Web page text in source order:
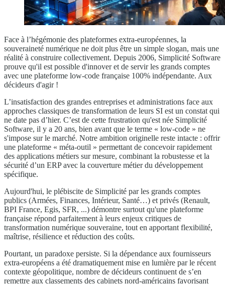
Face à l’hégémonie des plateformes extra-européennes, la
souveraineté numérique ne doit plus être un simple slogan, mais une
réalité à construire collectivement. Depuis 2006, Simplicité Software
prouve qu'il est possible d'innover et de servir les grands comptes
avec une plateforme low-code française 100% indépendante. Aux
décideurs d'agir !
L’insatisfaction des grandes entreprises et administrations face aux
approches classiques de transformation de leurs SI est un constat qui
ne date pas d’hier. C’est de cette frustration qu'est née Simplicité
Software, il y a 20 ans, bien avant que le terme « low-code » ne
s'impose sur le marché. Notre ambition originelle reste intacte : offrir
une plateforme « méta-outil » permettant de concevoir rapidement
des applications métiers sur mesure, combinant la robustesse et la
sécurité d’un ERP avec la couverture métier du développement
spécifique.
Aujourd'hui, le plébiscite de Simplicité par les grands comptes
publics (Armées, Finances, Intérieur, Santé…) et privés (Renault,
BPI France, Egis, SFR, ...) démontre surtout qu'une plateforme
française répond parfaitement à leurs enjeux critiques de
transformation numérique souveraine, tout en apportant flexibilité,
maîtrise, résilience et réduction des coûts.
Pourtant, un paradoxe persiste. Si la dépendance aux fournisseurs
extra-européens a été dramatiquement mise en lumière par le récent
contexte géopolitique, nombre de décideurs continuent de s’en
remettre aux classements des cabinets nord-américains favorisant